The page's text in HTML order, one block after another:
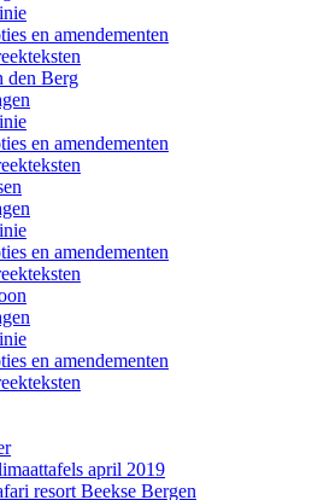
en amendementen
den Berg
en amendementen
en amendementen
en amendementen
april 2019
resort Beekse Bergen